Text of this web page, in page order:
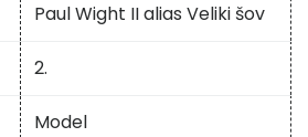
Paul Wight II alias Veliki šov
2.
Model